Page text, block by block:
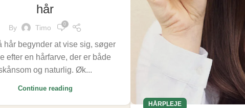
hår
By Timo 0
hår begynder at vise sig, søger
efter en hårfarve, der er både
og naturlig. Øk...
Continue reading
HÅRPLEJE